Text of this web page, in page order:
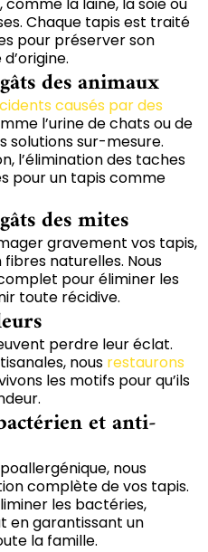
Chaque tapis est traité
pour préserver son
des animaux
causés par des
l’urine de chats ou de
solutions sur-mesure.
l’élimination des taches
pour un tapis comme
des mites
gravement vos tapis,
naturelles. Nous
pour éliminer les
toute récidive.
perdre leur éclat.
nous restaurons
les motifs pour qu’ils
et anti-
nous
complète de vos tapis.
les bactéries,
en garantissant un
la famille.